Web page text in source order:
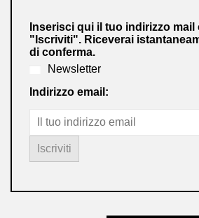
Inserisci qui il tuo indirizzo mail
"Iscriviti". Riceverai
di conferma.
Newsletter
Indirizzo email: